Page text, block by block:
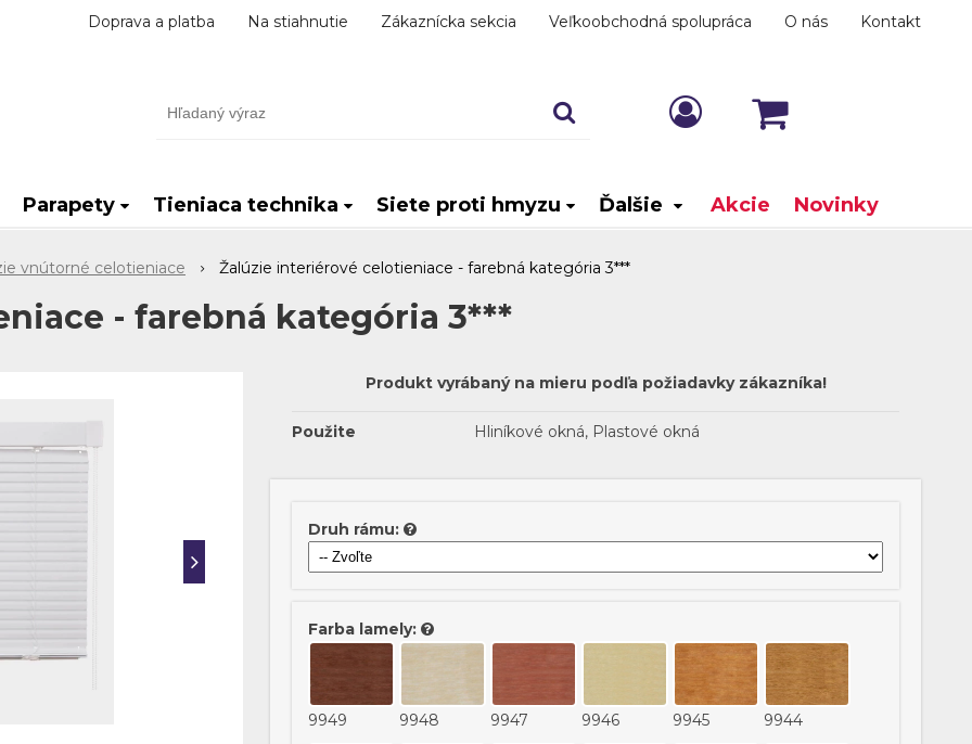
Doprava a platba Na stiahnutie Zákaznícka sekcia Veľkoobchodná spolupráca O nás Kontakt
Parapety Tieniaca technika Siete proti hmyzu Ďalšie Akcie Novinky
vnútorné celotieniace Žalúzie interiérové celotieniace - farebná kategória 3***
- farebná kategória 3***
Druh rámu:
Farba lamely:
9949 9948 9947 9946 9945 9944
Produkt vyrábaný na mieru podľa požiadavky zákazníka!
Použite Hliníkové okná, Plastové okná